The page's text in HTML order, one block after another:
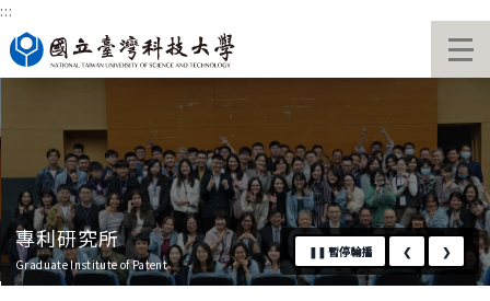
跳
到
主
要
:::
國立臺灣科技大學首頁
❚❚ 暫停輪播 ❮ ❯
專利研究所
Graduate Institute of Patent